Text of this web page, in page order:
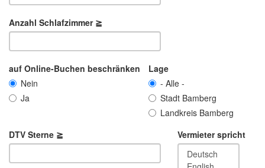
Anzahl Schlafzimmer ≧
auf Online-Buchen beschränken
Nein
Ja
Lage
- Alle -
Stadt Bamberg
Landkreis Bamberg
DTV Sterne ≧
Vermieter spricht